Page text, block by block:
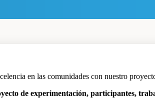
en las comunidades con nuestro
de experimentación, participantes,